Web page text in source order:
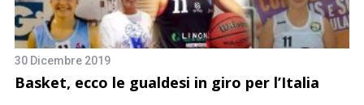
30 Dicembre 2019
Basket, ecco le gualdesi in giro per l’Italia